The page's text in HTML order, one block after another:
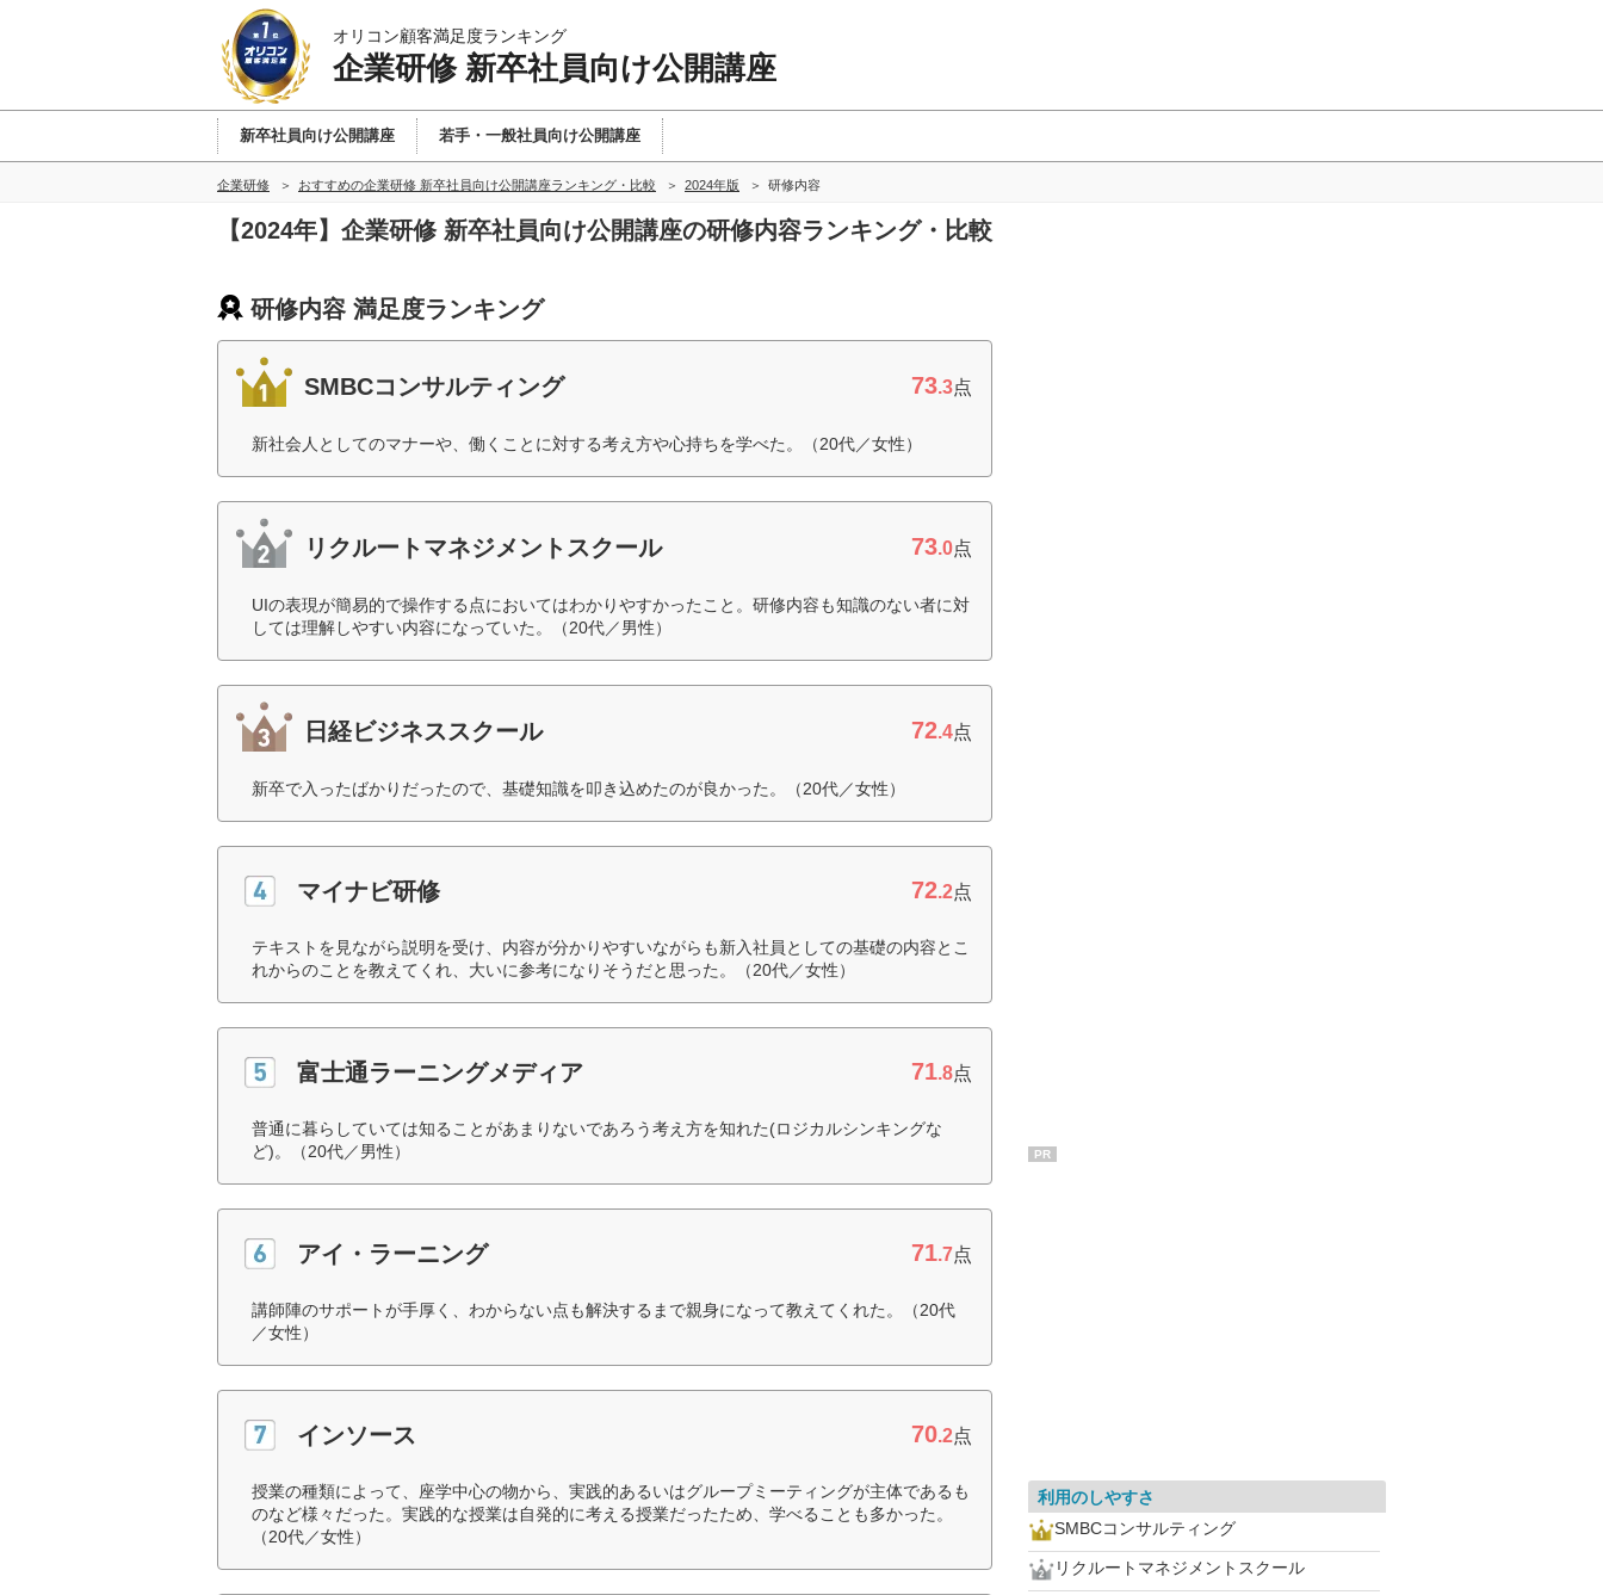
オリコン顧客満足度ランキング
企業研修 新卒社員向け公開講座
新卒社員向け公開講座 若手・一般社員向け公開講座
企業研修 おすすめの企業研修 新卒社員向け公開講座ランキング・比較 2024年版 研修内容
【2024年】企業研修 新卒社員向け公開講座の研修内容ランキング・比較
研修内容 満足度ランキング
SMBCコンサルティング 73.3点
新社会人としてのマナーや、働くことに対する考え方や心持ちを学べた。（20代／女性）
リクルートマネジメントスクール 73.0点
UIの表現が簡易的で操作する点においてはわかりやすかったこと。研修内容も知識のない者に対
しては理解しやすい内容になっていた。（20代／男性）
日経ビジネススクール 72.4点
新卒で入ったばかりだったので、基礎知識を叩き込めたのが良かった。（20代／女性）
マイナビ研修 72.2点
テキストを見ながら説明を受け、内容が分かりやすいながらも新入社員としての基礎の内容とこ
れからのことを教えてくれ、大いに参考になりそうだと思った。（20代／女性）
富士通ラーニングメディア 71.8点
普通に暮らしていては知ることがあまりないであろう考え方を知れた(ロジカルシンキングな
ど)。（20代／男性）
アイ・ラーニング 71.7点
講師陣のサポートが手厚く、わからない点も解決するまで親身になって教えてくれた。（20代
／女性）
インソース 70.2点
授業の種類によって、座学中心の物から、実践的あるいはグループミーティングが主体であるも
のなど様々だった。実践的な授業は自発的に考える授業だったため、学べることも多かった。
（20代／女性）
PR
利用のしやすさ
SMBCコンサルティング
リクルートマネジメントスクール